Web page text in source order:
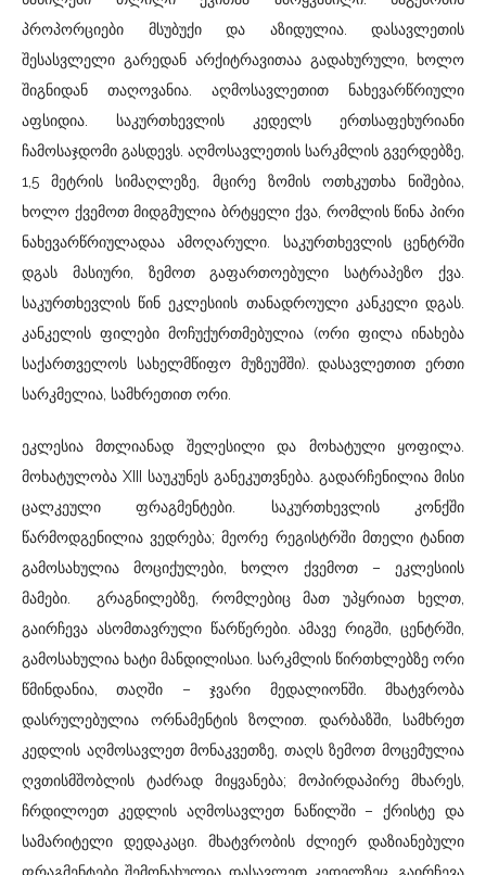
პროპორციები მსუბუქი და აზიდულია. დასავლეთის
შესასვლელი გარედან არქიტრავითაა გადახურული, ხოლო
შიგნიდან თაღოვანია. აღმოსავლეთით ნახევარწრიული
აფსიდია. საკურთხევლის კედელს ერთსაფეხურიანი
ჩამოსაჯდომი გასდევს. აღმოსავლეთის სარკმლის გვერდებზე,
1,5 მეტრის სიმაღლეზე, მცირე ზომის ოთხკუთხა ნიშებია,
ხოლო ქვემოთ მიდგმულია ბრტყელი ქვა, რომლის წინა პირი
ნახევარწრიულადაა ამოღარული. საკურთხევლის ცენტრში
დგას მასიური, ზემოთ გაფართოებული სატრაპეზო ქვა.
საკურთხევლის წინ ეკლესიის თანადროული კანკელი დგას.
კანკელის ფილები მოჩუქურთმებულია (ორი ფილა ინახება
საქართველოს სახელმწიფო მუზეუმში). დასავლეთით ერთი
სარკმელია, სამხრეთით ორი.
ეკლესია მთლიანად შელესილი და მოხატული ყოფილა.
მოხატულობა XIII საუკუნეს განეკუთვნება. გადარჩენილია მისი
ცალკეული ფრაგმენტები. საკურთხევლის კონქში
წარმოდგენილია ვედრება; მეორე რეგისტრში მთელი ტანით
გამოსახულია მოციქულები, ხოლო ქვემოთ – ეკლესიის
მამები. გრაგნილებზე, რომლებიც მათ უპყრიათ ხელთ,
გაირჩევა ასომთავრული წარწერები. ამავე რიგში, ცენტრში,
გამოსახულია ხატი მანდილისაი. სარკმლის წირთხლებზე ორი
წმინდანია, თაღში – ჯვარი მედალიონში. მხატვრობა
დასრულებულია ორნამენტის ზოლით. დარბაზში, სამხრეთ
კედლის აღმოსავლეთ მონაკვეთზე, თაღს ზემოთ მოცემულია
ღვთისმშობლის ტაძრად მიყვანება; მოპირდაპირე მხარეს,
ჩრდილოეთ კედლის აღმოსავლეთ ნაწილში – ქრისტე და
სამარიტელი დედაკაცი. მხატვრობის ძლიერ დაზიანებული